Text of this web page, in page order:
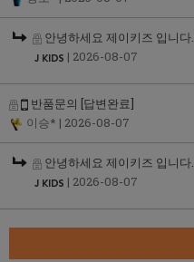
안녕하세요 제이키즈 입니다.
| 2026-08-07
반품문의 [답변완료]
이승* | 2026-08-07
안녕하세요 제이키즈 입니다.
| 2026-08-07